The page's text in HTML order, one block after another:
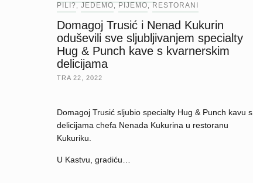
PILI?
JEDEMO PIJEMO RESTORANI
Domagoj Trusić i Nenad Kukurin
oduševili sve sljubljivanjem specialty
Hug & Punch kave s kvarnerskim
delicijama
TRA 22, 2022
Domagoj Trusić sljubio specialty Hug & Punch kavu s
delicijama chefa Nenada Kukurina u restoranu
Kukuriku.
U Kastvu, gradiću…